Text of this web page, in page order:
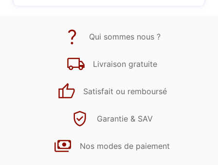
Qui sommes nous ?
Livraison gratuite
Satisfait ou remboursé
Garantie & SAV
Nos modes de paiement